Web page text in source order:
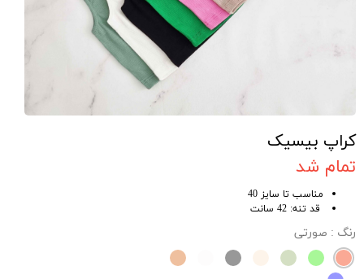
کراپ بیسیک
تمام شد
مناسب تا سایز 40
قد تنه: 42 سانت
رنگ : صورتی